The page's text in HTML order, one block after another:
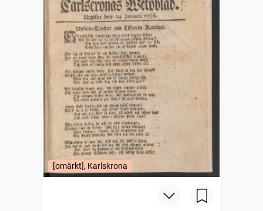
[omärkt], Karlskrona